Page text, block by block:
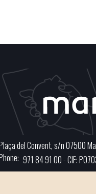
del Convent, s/n 07500
971 84 91 00 - CIF: